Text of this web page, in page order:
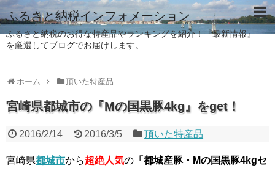
ふるさと納税インフォメーション
ふるさと納税のお得な特産品やランキングを紹介！『最新情報』
を厳選してブログでお届けします。
ホーム 頂いた特産品
宮崎県都城市の『Mの国黒豚4kg』をget！
2016/2/14 2016/3/5 頂いた特産品
宮崎県都城市から超絶人気の 「都城産豚・Mの国黒豚4kgセ